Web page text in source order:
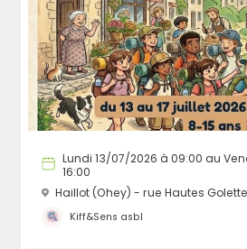
Lundi 13/07/2026 à 09:00 au
16:00
Haillot (Ohey) - rue Hautes
Kiff&Sens asbl